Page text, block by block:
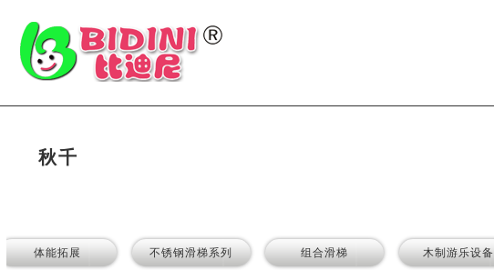
秋千
体能拓展 不锈钢滑梯系列 组合滑梯 木制游乐设备